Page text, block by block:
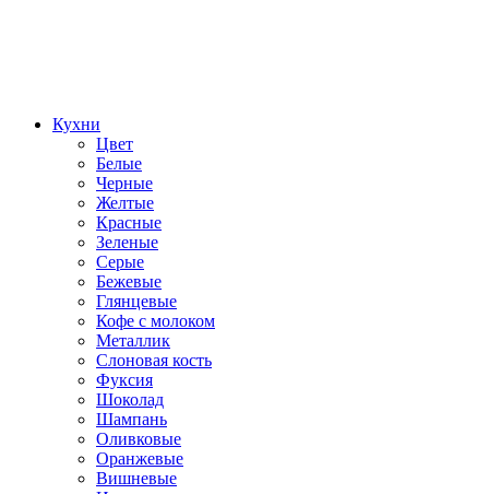
Кухни
Цвет
Белые
Черные
Желтые
Красные
Зеленые
Серые
Бежевые
Глянцевые
Кофе с молоком
Металлик
Слоновая кость
Фуксия
Шоколад
Шампань
Оливковые
Оранжевые
Вишневые